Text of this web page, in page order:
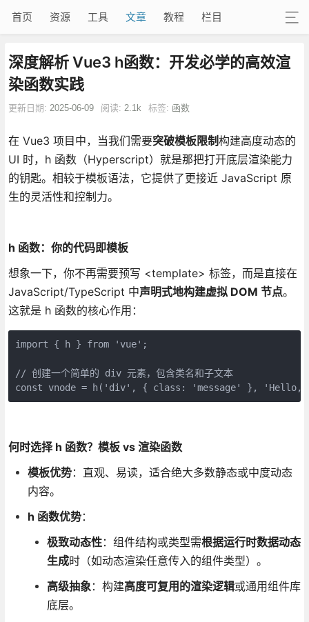
首页 资源 工具 文章 教程 栏目
深度解析 Vue3 h函数：开发必学的高效渲
染函数实践
更新日期: 2025-06-09 阅读: 2.1k 标签: 函数
在 Vue3 项目中，当我们需要突破模板限制构建高度动态的
UI 时，h 函数（Hyperscript）就是那把打开底层渲染能力
的钥匙。相较于模板语法，它提供了更接近 JavaScript 原
生的灵活性和控制力。
h 函数：你的代码即模板
想象一下，你不再需要预写 <template> 标签，而是直接在
JavaScript/TypeScript 中声明式地构建虚拟 DOM 节点。
这就是 h 函数的核心作用：
import { h } from 'vue';
// 创建一个简单的 div 元素，包含类名和子文本
const vnode = h('div', { class: 'message' }, 'Hello,
何时选择 h 函数？模板 vs 渲染函数
模板优势：直观、易读，适合绝大多数静态或中度动态
内容。
h 函数优势：
极致动态性：组件结构或类型需根据运行时数据动态
生成时（如动态渲染任意传入的组件类型）。
高级抽象 ：构建高度可复用的渲染逻辑或通用组件库
底层。